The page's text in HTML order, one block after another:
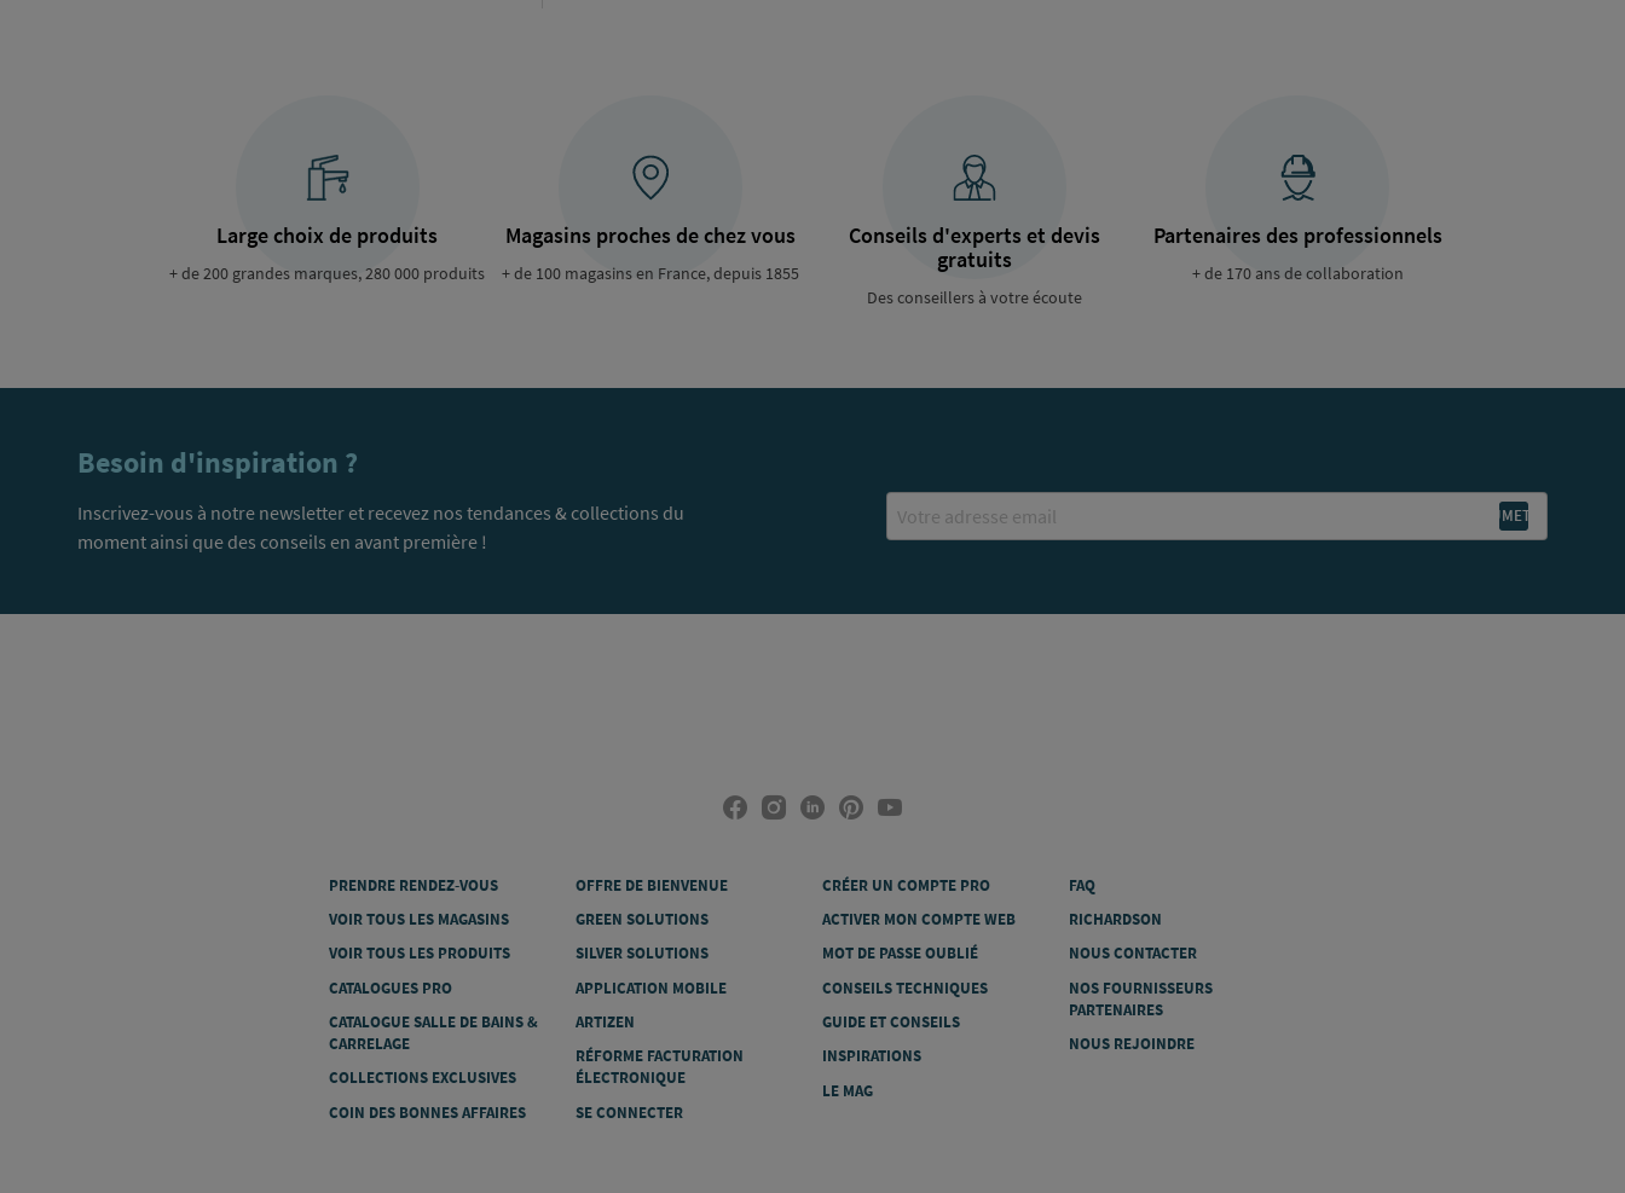
Large choix de produits
+ de 200 grandes marques, 280 000 produits
Magasins proches de chez vous
+ de 100 magasins en France, depuis 1855
Conseils d'experts et devis
gratuits
Des conseillers à votre écoute
Partenaires des professionnels
+ de 170 ans de collaboration
Besoin d'inspiration ?
Inscrivez-vous à notre newsletter et recevez nos tendances & collections du
moment ainsi que des conseils en avant première !
PRENDRE RENDEZ-VOUS
VOIR TOUS LES MAGASINS
VOIR TOUS LES PRODUITS
CATALOGUES PRO
CATALOGUE SALLE DE BAINS &
CARRELAGE
COLLECTIONS EXCLUSIVES
COIN DES BONNES AFFAIRES
OFFRE DE BIENVENUE
GREEN SOLUTIONS
SILVER SOLUTIONS
APPLICATION MOBILE
ARTIZEN
RÉFORME FACTURATION
ÉLECTRONIQUE
SE CONNECTER
CRÉER UN COMPTE PRO
ACTIVER MON COMPTE WEB
MOT DE PASSE OUBLIÉ
CONSEILS TECHNIQUES
GUIDE ET CONSEILS
INSPIRATIONS
LE MAG
FAQ
RICHARDSON
NOUS CONTACTER
NOS FOURNISSEURS
PARTENAIRES
NOUS REJOINDRE